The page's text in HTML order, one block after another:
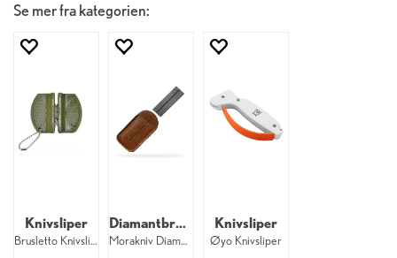
Se mer fra kategorien:
Knivsliper
Brusletto Knivsliper
Diamantbryne
Morakniv Diamantbryne 26 Fine
Knivsliper
Øyo Knivsliper